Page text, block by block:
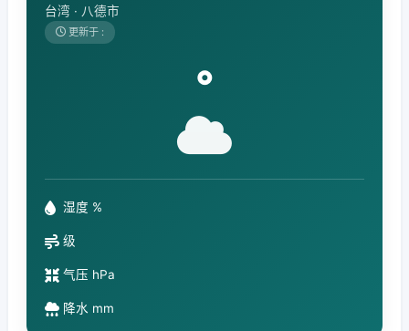
台湾 · 八德市
更新于 :
°
湿度 %
级
气压 hPa
降水 mm